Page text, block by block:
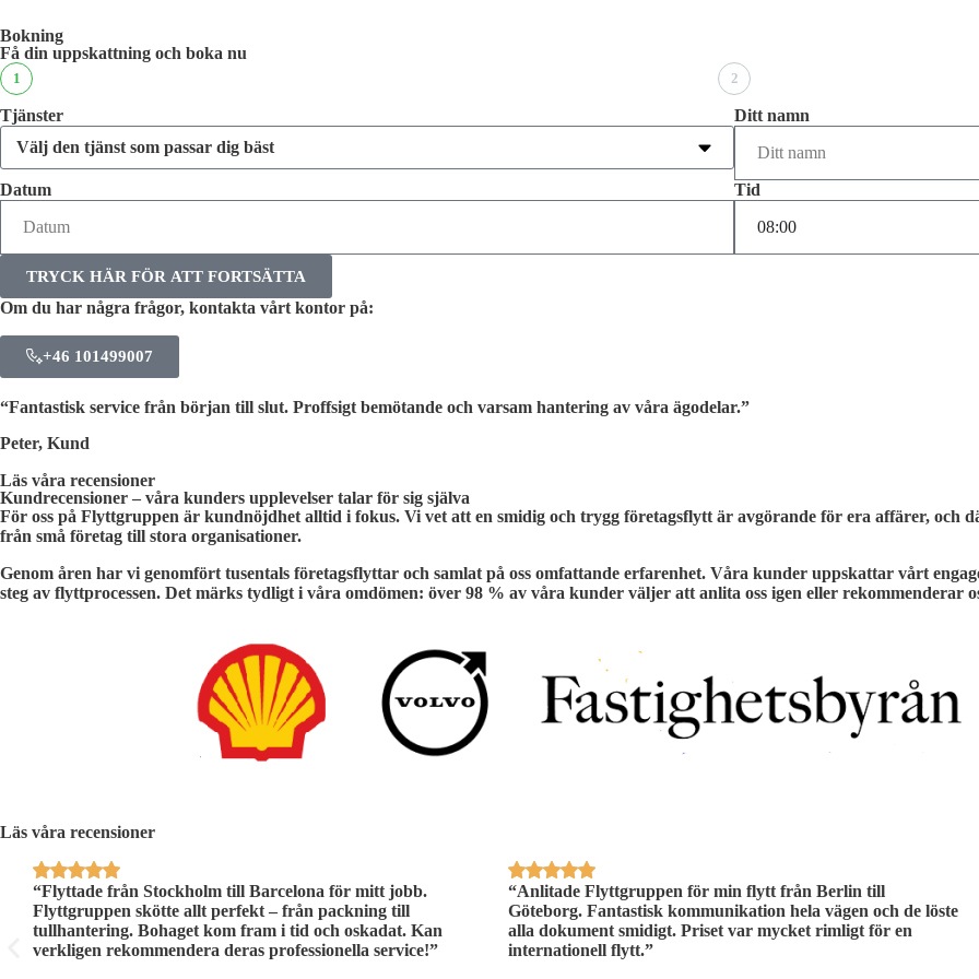
Bokning
Få din uppskattning och boka nu
1 2
Tjänster Ditt namn
Datum Tid
TRYCK HÄR FÖR ATT FORTSÄTTA
Om du har några frågor, kontakta vårt kontor på:
+46 101499007
“Fantastisk service från början till slut. Proffsigt bemötande och varsam hantering av våra ägodelar.”
Peter, Kund
Läs våra recensioner
Kundrecensioner – våra kunders upplevelser talar för sig själva
För oss på Flyttgruppen är kundnöjdhet alltid i fokus. Vi vet att en smidig och trygg företagsflytt är avgörande för era affärer, och
från små företag till stora organisationer.
Genom åren har vi genomfört tusentals företagsflyttar och samlat på oss omfattande erfarenhet. Våra kunder uppskattar vårt
steg av flyttprocessen. Det märks tydligt i våra omdömen: över 98 % av våra kunder väljer att anlita oss igen eller rekommenderar
Läs våra recensioner
“Flyttade från Stockholm till Barcelona för mitt jobb.
Flyttgruppen skötte allt perfekt – från packning till
tullhantering. Bohaget kom fram i tid och oskadat. Kan
verkligen rekommendera deras professionella service!”
“Anlitade Flyttgruppen för min flytt från Berlin till
Göteborg. Fantastisk kommunikation hela vägen och de löste
alla dokument smidigt. Priset var mycket rimligt för en
internationell flytt.”